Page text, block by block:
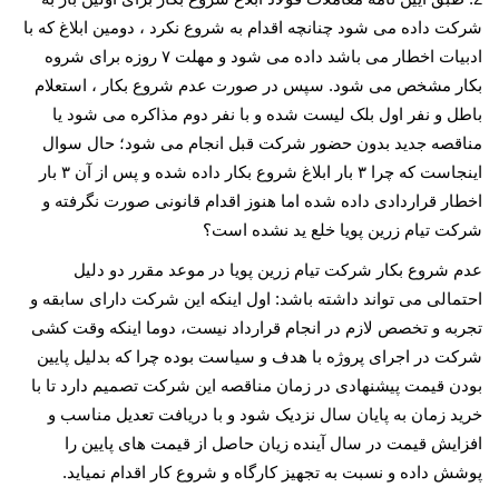
شرکت داده می شود چنانچه اقدام به شروع نکرد ، دومین ابلاغ که با
ادبیات اخطار می باشد داده می شود و مهلت ۷ روزه برای شروه
بکار مشخص می شود. سپس در صورت عدم شروع بکار ، استعلام
باطل و نفر اول بلک لیست شده و با نفر دوم مذاکره می شود یا
مناقصه جدید بدون حضور شرکت قبل انجام می شود؛ حال سوال
اینجاست که چرا ۳ بار ابلاغ شروع بکار داده شده و پس از آن ۳ بار
اخطار قراردادی داده شده اما هنوز اقدام قانونی صورت نگرفته و
شرکت تیام زرین پویا خلع ید نشده است؟
عدم شروع بکار شرکت تیام زرین پویا در موعد مقرر دو دلیل
احتمالی می تواند داشته باشد: اول اینکه این شرکت دارای سابقه و
تجربه و تخصص لازم در انجام قرارداد نیست، دوما اینکه وقت کشی
شرکت در اجرای پروژه با هدف و سیاست بوده چرا که بدلیل پایین
بودن قیمت پیشنهادی در زمان مناقصه این شرکت تصمیم دارد تا با
خرید زمان به پایان سال نزدیک شود و با دریافت تعدیل مناسب و
افزایش قیمت در سال آینده زیان حاصل از قیمت های پایین را
پوشش داده و نسبت به تجهیز کارگاه و شروع کار اقدام نمیاید.